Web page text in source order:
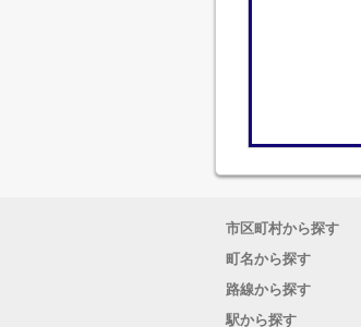
市区町村から探す
町名から探す
路線から探す
駅から探す